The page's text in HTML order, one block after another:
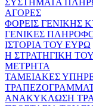
ΑΓΟΡΕΣ
ΦΟΡΕΙΣ ΓΕΝΙΚΗΣ
ΓΕΝΙΚΕΣ
ΙΣΤΟΡΙΑ ΤΟΥ ΕΥΡΩ
Η ΣΤΡΑΤΗΓΙΚΗ
ΜΕΤΡΗΤΑ
ΤΑΜΕΙΑΚΕΣ
ΑΝΑΚΥΚΛΩΣΗ